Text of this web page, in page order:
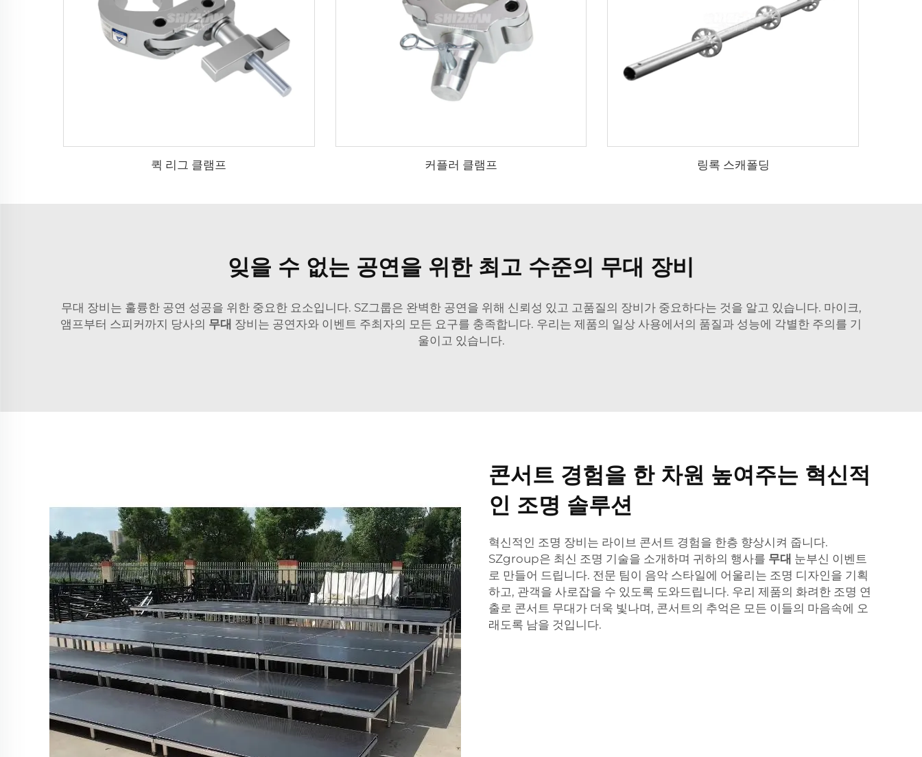
퀵 리그 클램프 커플러 클램프 링록 스캐폴딩
잊을 수 없는 공연을 위한 최고 수준의 무대 장비
무대 장비는 훌륭한 공연 성공을 위한 중요한 요소입니다. SZ그룹은 완벽한 공연을 위해 신뢰성 있고 고품질의 장비가 중요하다는 것을 알고 있습니다. 마이크,
앰프부터 스피커까지 당사의 무대 장비는 공연자와 이벤트 주최자의 모든 요구를 충족합니다. 우리는 제품의 일상 사용에서의 품질과 성능에 각별한 주의를 기
울이고 있습니다.
콘서트 경험을 한 차원 높여주는 혁신적
인 조명 솔루션
혁신적인 조명 장비는 라이브 콘서트 경험을 한층 향상시켜 줍니다.
SZgroup은 최신 조명 기술을 소개하며 귀하의 행사를 무대 눈부신 이벤트
로 만들어 드립니다. 전문 팀이 음악 스타일에 어울리는 조명 디자인을 기획
하고, 관객을 사로잡을 수 있도록 도와드립니다. 우리 제품의 화려한 조명 연
출로 콘서트 무대가 더욱 빛나며, 콘서트의 추억은 모든 이들의 마음속에 오
래도록 남을 것입니다.